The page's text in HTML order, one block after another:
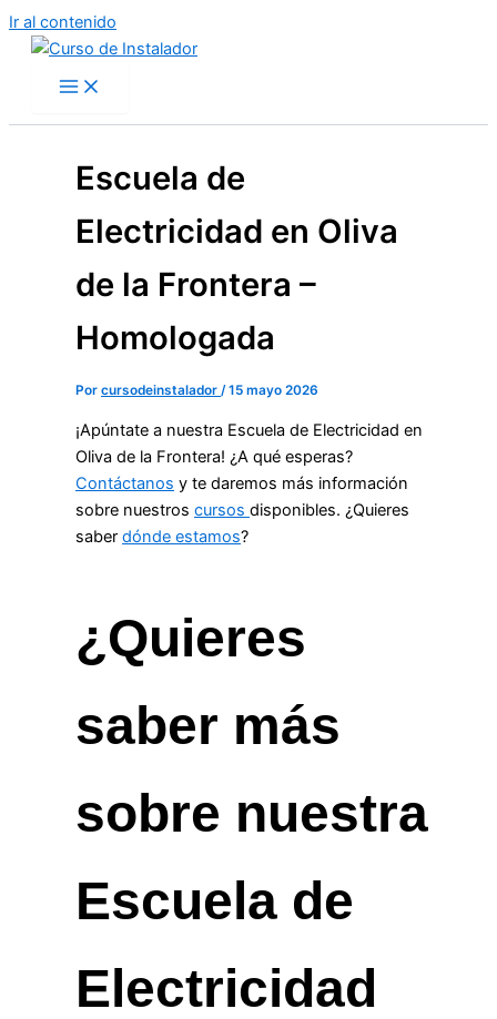
Ir al contenido
Escuela de
Electricidad en Oliva
de la Frontera –
Homologada
Por cursodeinstalador /15 mayo 2026
¡Apúntate a nuestra Escuela de Electricidad en
Oliva de la Frontera! ¿A qué esperas?
Contáctanos y te daremos más información
sobre nuestros cursos disponibles. ¿Quieres
saber dónde estamos?
¿Quieres
saber más
sobre nuestra
Escuela de
Electricidad